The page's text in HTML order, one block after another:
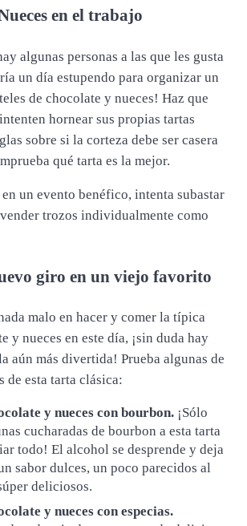
en el trabajo
algunas personas a las que les gusta
un día estupendo para organizar un
de chocolate y nueces! Haz que
hornear sus propias tartas
sobre si la corteza debe ser casera
qué tarta es la mejor.
un evento benéfico, intenta subastar
trozos individualmente como
giro en un viejo favorito
malo en hacer y comer la típica
y nueces en este día, ¡sin duda hay
aún más divertida! Prueba algunas de
de esta tarta clásica:
y nueces con bourbon. ¡Sólo
cucharadas de bourbon a esta tarta
todo! El alcohol se desprende y deja
sabor dulces, un poco parecidos al
deliciosos.
y nueces con especias.